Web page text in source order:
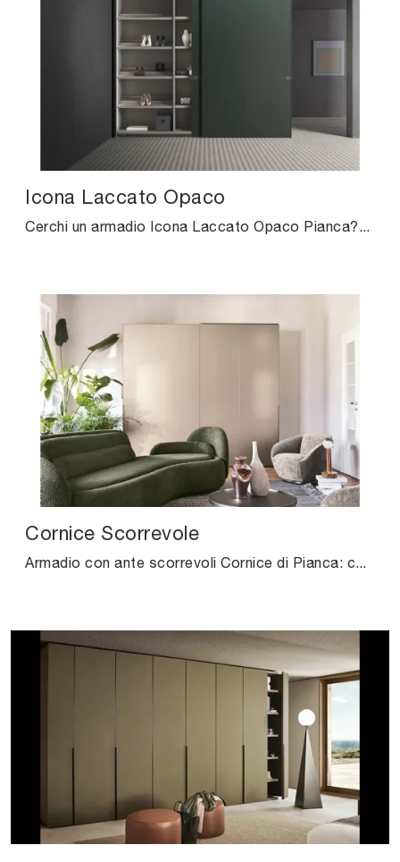
Icona Laccato Opaco
Cornice Scorrevole
Armadio con ante scorrevoli Cornice di Pianca: compila il form per informazioni e preventivi e arreda la zona del riposo come l'avevi sognata.